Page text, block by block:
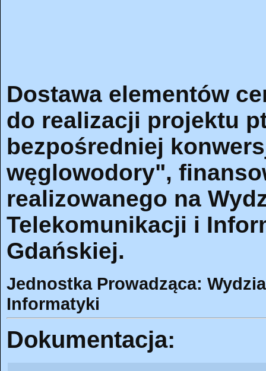
Dostawa elementów
do realizacji projektu
bezpośredniej
węglowodory",
realizowanego na
Telekomunikacji i
Gdańskiej.
Jednostka Prowadząca:
Informatyki
Dokumentacja: